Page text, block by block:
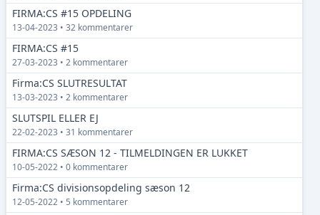
FIRMA:CS #15 OPDELING
13-04-2023 • 32 kommentarer
FIRMA:CS #15
27-03-2023 • 2 kommentarer
Firma:CS SLUTRESULTAT
13-03-2023 • 2 kommentarer
SLUTSPIL ELLER EJ
22-02-2023 • 31 kommentarer
FIRMA:CS SÆSON 12 - TILMELDINGEN ER LUKKET
10-05-2022 • 0 kommentarer
Firma:CS divisionsopdeling sæson 12
12-05-2022 • 5 kommentarer